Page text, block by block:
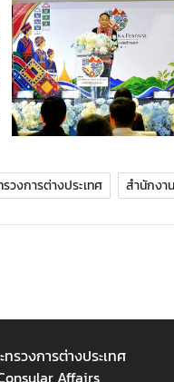
รวงการต่างประเทศ สำนักงา
รวงการต่างประเทศ
Affairs